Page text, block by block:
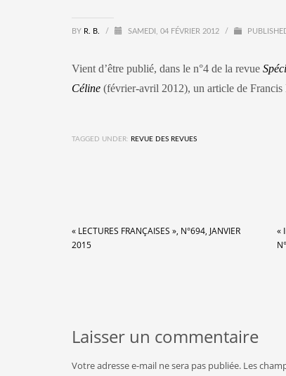
BY R. B. / SAMEDI, 04 FÉVRIER 2012 /
Vient d’être publié, dans le n°4 de la revue
Céline (février-avril 2012), un article de Francis
TAGGED UNDER: REVUE DES REVUES
« LECTURES FRANÇAISES », N°694, JANVIER
2015
«
Laisser un commentaire
Votre adresse e-mail ne sera pas publiée. Les